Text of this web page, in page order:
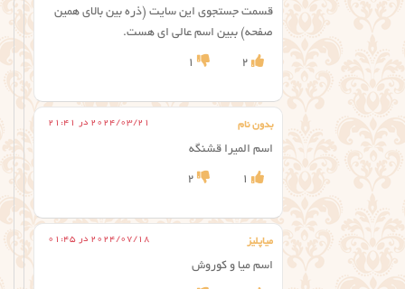
قسمت جستجوی این سایت (ذره بین بالای همین
صفحه) ببین اسم عالی ای هست.
2
1
بدون نام 2024/03/21 در 21:41
اسم المیرا قشنگه
1
2
میاپلیز 2024/07/18 در 01:45
اسم میا و کوروش